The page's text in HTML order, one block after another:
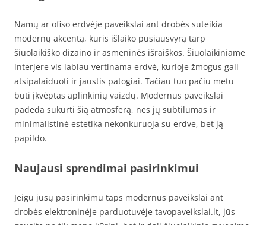
Namų ar ofiso erdvėje paveikslai ant drobės suteikia
modernų akcentą, kuris išlaiko pusiausvyrą tarp
šiuolaikiško dizaino ir asmeninės išraiškos. Šiuolaikiniame
interjere vis labiau vertinama erdvė, kurioje žmogus gali
atsipalaiduoti ir jaustis patogiai. Tačiau tuo pačiu metu
būti įkvėptas aplinkinių vaizdų. Modernūs paveikslai
padeda sukurti šią atmosferą, nes jų subtilumas ir
minimalistinė estetika nekonkuruoja su erdve, bet ją
papildo.
Naujausi sprendimai pasirinkimui
Jeigu jūsų pasirinkimu taps modernūs paveikslai ant
drobės elektroninėje parduotuvėje tavopaveikslai.lt, jūs